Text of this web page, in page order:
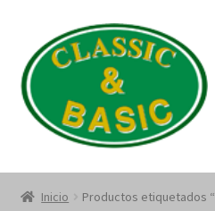
Saltar
navegación
al
contenido
Catálogo
Inicio Productos etiquetados